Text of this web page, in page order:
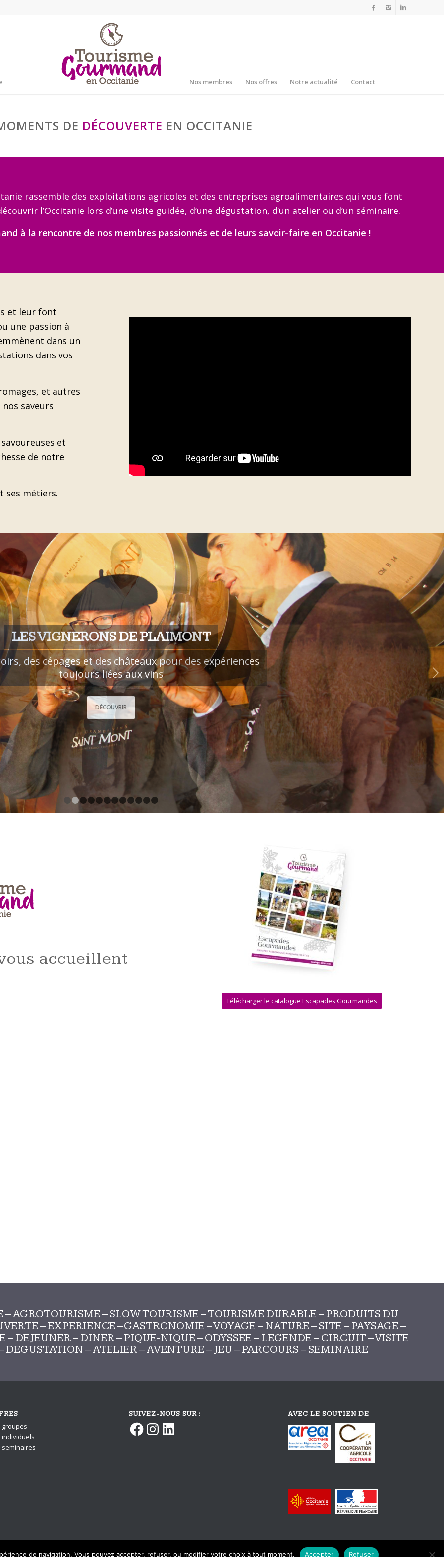
Nos membres Nos offres Notre actualité Contact
DE DÉCOUVERTE EN OCCITANIE
rassemble des exploitations agricoles et des entreprises agroalimentaires qui vous font
l’Occitanie lors d’une visite guidée, d’une dégustation, d’un atelier ou d’un séminaire.
à la rencontre de nos membres passionnés et de leurs savoir-faire en Occitanie !
et leur font
une passion à
dans un
dans vos
et autres
saveurs
et
de notre
ses métiers.
LA MAISON RAMAJO
Une visite de l’exploitation et de la conserverie
connaître des secrets de fabrication du foie gras
DÉCOUVRIR
Suivant
1 2 3 4 5 6 10 11
accueillent
Télécharger le catalogue Escapades Gourmandes
– SLOW TOURISME – TOURISME DURABLE – PRODUITS DU
– EXPERIENCE – GASTRONOMIE – VOYAGE – NATURE – SITE – PAYSAGE –
DEJEUNER – DINER – PIQUE-NIQUE – ODYSSEE – LEGENDE – CIRCUIT – VISITE
DEGUSTATION – ATELIER – AVENTURE – JEU – PARCOURS – SEMINAIRE
groupes
individuels
SUIVEZ-NOUS SUR :
FacebookInstagram
LinkedIn
AVEC LE SOUTIEN DE
de navigation. Vous pouvez accepter, refuser, ou modifier votre choix à tout moment. Accepter Refuser